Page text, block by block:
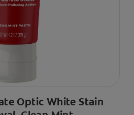
Optic White Stain